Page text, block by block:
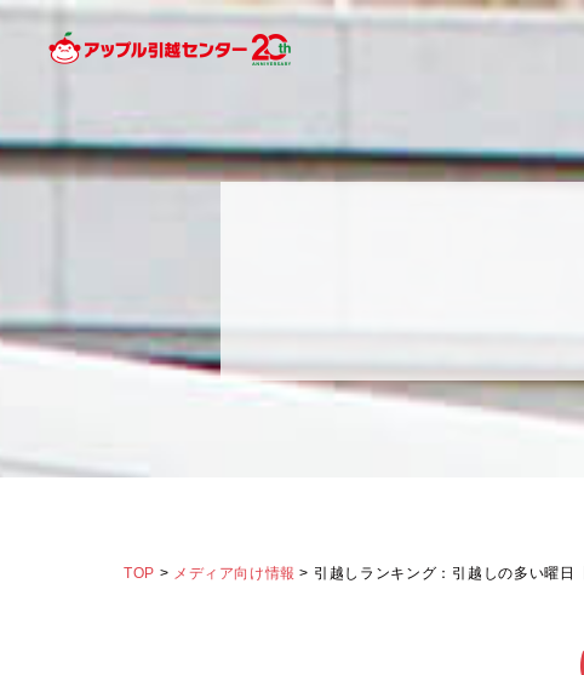
TOP > メディア向け情報 > 引越しランキング：引越しの多い曜日